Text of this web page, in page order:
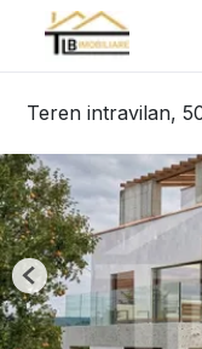
Teren intravilan,
Previous